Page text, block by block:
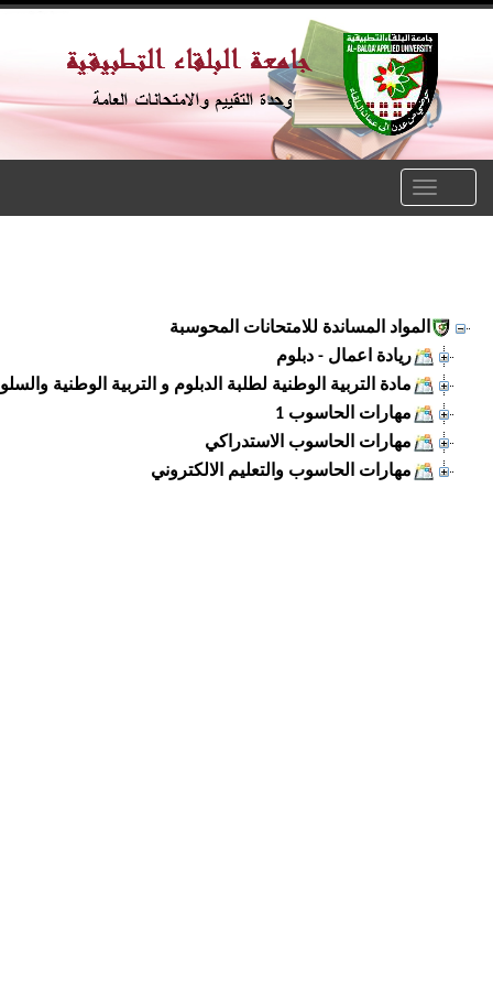
المواد المساندة للامتحانات المحوسبة
ريادة اعمال - دبلوم
مادة التربية الوطنية لطلبة الدبلوم و التربية الوطنية
مهارات الحاسوب 1
مهارات الحاسوب الاستدراكي
مهارات الحاسوب والتعليم الالكتروني